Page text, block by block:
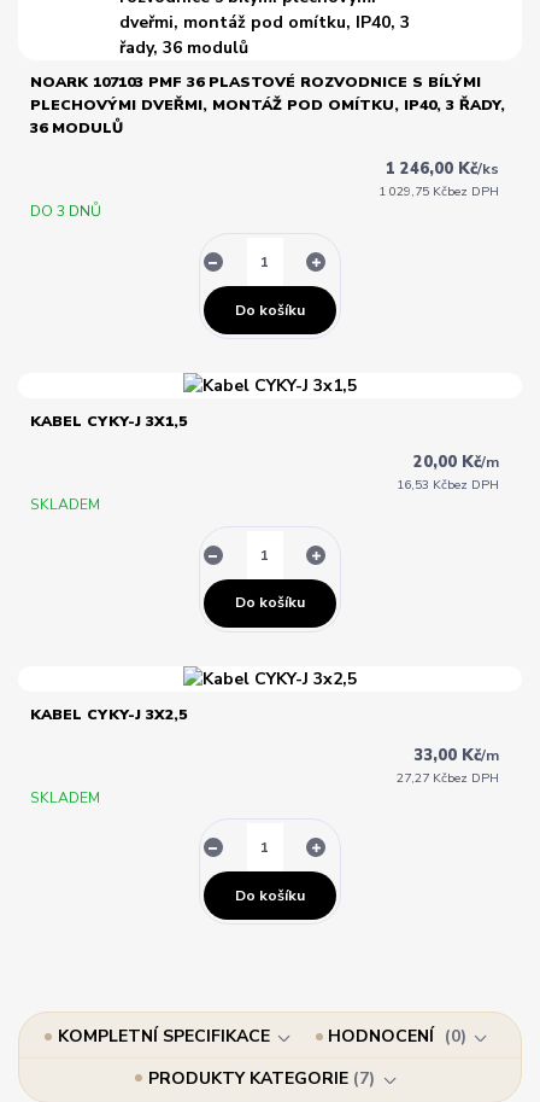
NOARK 107103 PMF 36 PLASTOVÉ ROZVODNICE S BÍLÝMI
PLECHOVÝMI DVEŘMI, MONTÁŽ POD OMÍTKU, IP40, 3 ŘADY,
36 MODULŮ
1 246,00 Kč/ks
1 029,75 Kčbez DPH
DO 3 DNŮ
Do košíku
KABEL CYKY-J 3X1,5
20,00 Kč/m
16,53 Kčbez DPH
SKLADEM
Do košíku
KABEL CYKY-J 3X2,5
33,00 Kč/m
27,27 Kčbez DPH
SKLADEM
Do košíku
KOMPLETNÍ SPECIFIKACE HODNOCENÍ
0
PRODUKTY KATEGORIE 7